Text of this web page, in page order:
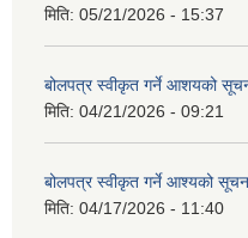
मिति: 05/21/2026 - 15:37
बोलपत्र स्वीकृत गर्ने आशयको
मिति: 04/21/2026 - 09:21
बोलपत्र स्वीकृत गर्ने आश्यको
मिति: 04/17/2026 - 11:40